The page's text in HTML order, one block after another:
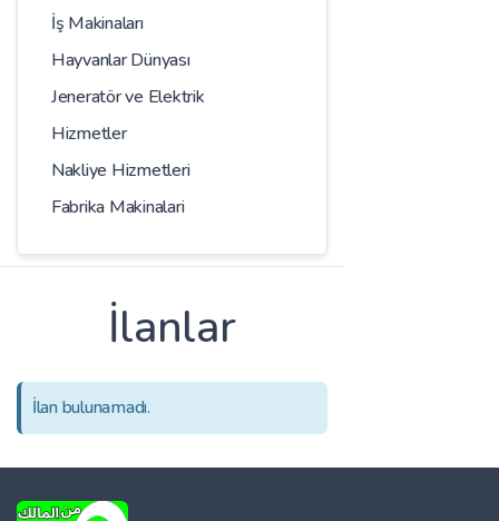
İş Makinaları
Hayvanlar Dünyası
Jeneratör ve Elektrik
Hizmetler
Nakliye Hizmetleri
Fabrika Makinalari
İlanlar
İlan bulunamadı.